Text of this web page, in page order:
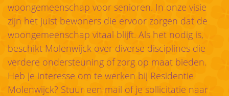
woongemeenschap voor senioren. In onze visie
zijn het juist bewoners die ervoor zorgen dat de
woongemeenschap vitaal blijft. Als het nodig is,
beschikt Molenwijck over diverse disciplines die
verdere ondersteuning of zorg op maat bieden.
Heb je interesse om te werken bij Residentie
Molenwijck? Stuur een mail of je sollicitatie naar